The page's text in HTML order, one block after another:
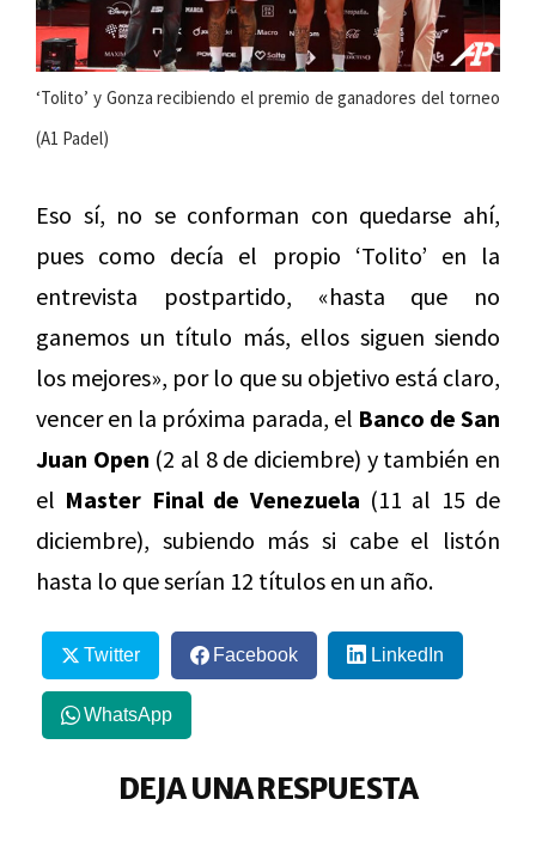
‘Tolito’ y Gonza recibiendo el premio de ganadores del torneo
(A1 Padel)
Eso sí, no se conforman con quedarse ahí,
pues como decía el propio ‘Tolito’ en la
entrevista postpartido, «hasta que no
ganemos un título más, ellos siguen siendo
los mejores», por lo que su objetivo está claro,
vencer en la próxima parada, el Banco de San
Juan Open (2 al 8 de diciembre) y también en
el Master Final de Venezuela (11 al 15 de
diciembre), subiendo más si cabe el listón
hasta lo que serían 12 títulos en un año.
Twitter Facebook LinkedIn
WhatsApp
DEJA UNA RESPUESTA